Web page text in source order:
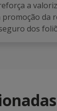
a
da
dos